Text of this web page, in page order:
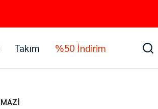
Takım %50 İndirim
MAZİ